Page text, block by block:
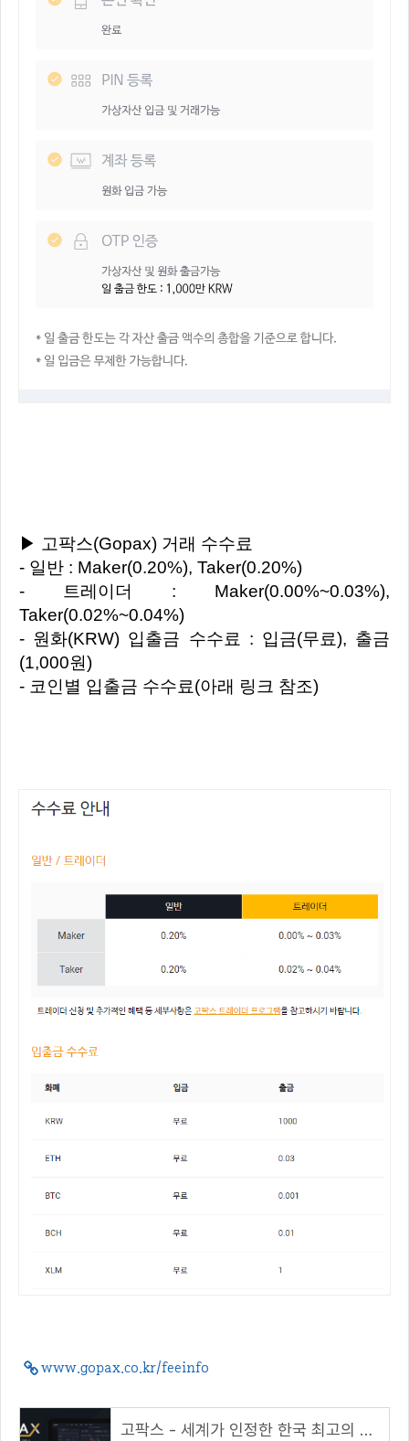
▶ 고팍스(Gopax) 거래 수수료
- 일반 : Maker(0.20%), Taker(0.20%)
- 트레이더 : Maker(0.00%~0.03%),
Taker(0.02%~0.04%)
- 원화(KRW) 입출금 수수료 : 입금(무료), 출금
(1,000원)
- 코인별 입출금 수수료(아래 링크 참조)
www.gopax.co.kr/feeinfo
고팍스 - 세계가 인정한 한국 최고의 거래소